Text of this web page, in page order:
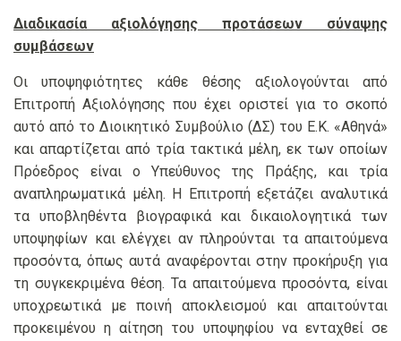
Διαδικασία αξιολόγησης προτάσεων σύναψης
συμβάσεων
Οι υποψηφιότητες κάθε θέσης αξιολογούνται από
Επιτροπή Αξιολόγησης που έχει οριστεί για το σκοπό
αυτό από το Διοικητικό Συμβούλιο (ΔΣ) του Ε.Κ. «Αθηνά»
και απαρτίζεται από τρία τακτικά μέλη, εκ των οποίων
Πρόεδρος είναι ο Υπεύθυνος της Πράξης, και τρία
αναπληρωματικά μέλη. Η Επιτροπή εξετάζει αναλυτικά
τα υποβληθέντα βιογραφικά και δικαιολογητικά των
υποψηφίων και ελέγχει αν πληρούνται τα απαιτούμενα
προσόντα, όπως αυτά αναφέρονται στην προκήρυξη για
τη συγκεκριμένα θέση. Τα απαιτούμενα προσόντα, είναι
υποχρεωτικά με ποινή αποκλεισμού και απαιτούνται
προκειμένου η αίτηση του υποψηφίου να ενταχθεί σε